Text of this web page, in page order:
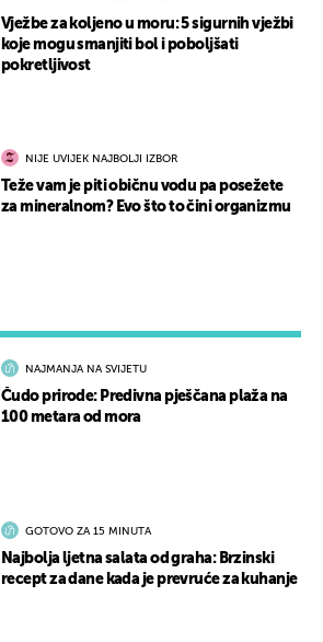
NAJMANJA NA SVIJETU
Čudo prirode: Predivna pješčana plaža na
100 metara od mora
GOTOVO ZA 15 MINUTA
Najbolja ljetna salata od graha: Brzinski
recept za dane kada je prevruće za kuhanje
Vježbe za koljeno u moru: 5 sigurnih vježbi
koje mogu smanjiti bol i poboljšati
pokretljivost
NIJE UVIJEK NAJBOLJI IZBOR
Teže vam je piti običnu vodu pa posežete
za mineralnom? Evo što to čini organizmu